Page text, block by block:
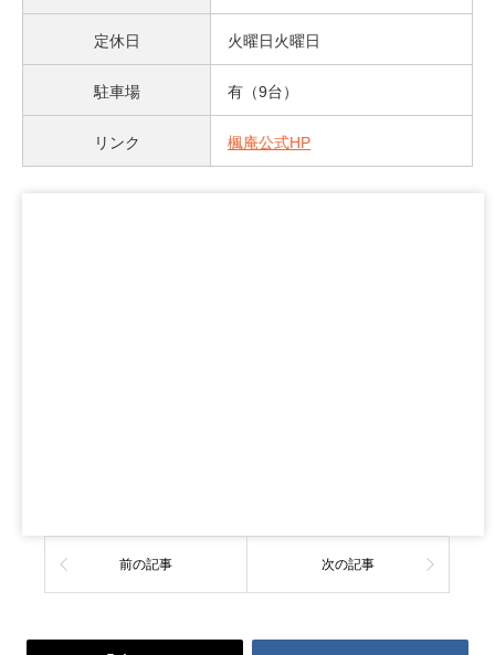
定休日 火曜日火曜日
駐車場 有（9台）
リンク 楓庵公式HP
前の記事 次の記事